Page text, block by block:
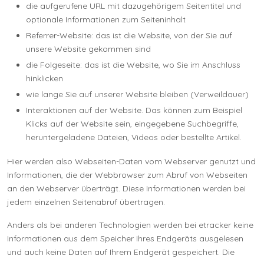
die aufgerufene URL mit dazugehörigem Seitentitel und
optionale Informationen zum Seiteninhalt
Referrer-Website: das ist die Website, von der Sie auf
unsere Website gekommen sind
die Folgeseite: das ist die Website, wo Sie im Anschluss
hinklicken
wie lange Sie auf unserer Website bleiben (Verweildauer)
Interaktionen auf der Website. Das können zum Beispiel
Klicks auf der Website sein, eingegebene Suchbegriffe,
heruntergeladene Dateien, Videos oder bestellte Artikel.
Hier werden also Webseiten-Daten vom Webserver genutzt und
Informationen, die der Webbrowser zum Abruf von Webseiten
an den Webserver überträgt. Diese Informationen werden bei
jedem einzelnen Seitenabruf übertragen.
Anders als bei anderen Technologien werden bei etracker keine
Informationen aus dem Speicher Ihres Endgeräts ausgelesen
und auch keine Daten auf Ihrem Endgerät gespeichert. Die